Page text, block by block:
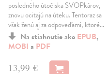
posledného útočiska SVOPkárov,
znovu ocitajú na úteku. Tentoraz sa
však ženú aj za odpoveďami, ktoré…
Na stiahnutie ako EPUB,
MOBI a PDF
13,99 €